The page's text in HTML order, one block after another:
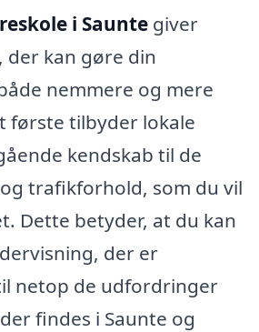
i Saunte giver
der kan gøre din
nemmere og mere
første tilbyder lokale
kendskab til de
trafikforhold, som du vil
Dette betyder, at du kan
der er
netop de udfordringer
findes i Saunte og